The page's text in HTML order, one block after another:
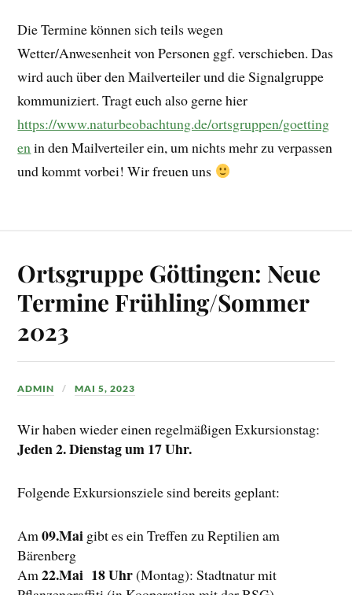
Die Termine können sich teils wegen
Wetter/Anwesenheit von Personen ggf. verschieben. Das
wird auch über den Mailverteiler und die Signalgruppe
kommuniziert. Tragt euch also gerne hier
https://www.naturbeobachtung.de/ortsgruppen/goetting
enin den Mailverteiler ein, um nichts mehr zu verpassen
und kommt vorbei! Wir freuen uns
Ortsgruppe Göttingen: Neue
Termine Frühling/Sommer
2023
ADMIN MAI 5, 2023
Wir haben wieder einen regelmäßigen Exkursionstag:
Jeden 2. Dienstag um 17 Uhr.
Folgende Exkursionsziele sind bereits geplant:
Am09.Mai gibt es ein Treffen zu Reptilien am
Bärenberg
Am22.Mai 18 Uhr(Montag): Stadtnatur mit